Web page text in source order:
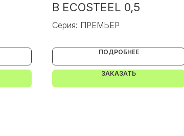
В ECOSTEEL 0,5
Серия: ПРЕМЬЕР
ПОДРОБНЕЕ
ЗАКАЗАТЬ